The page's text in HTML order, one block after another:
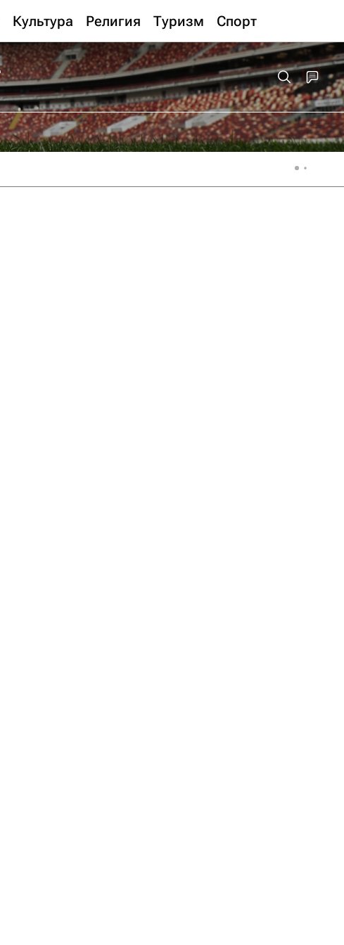
Культура Религия Туризм Спорт